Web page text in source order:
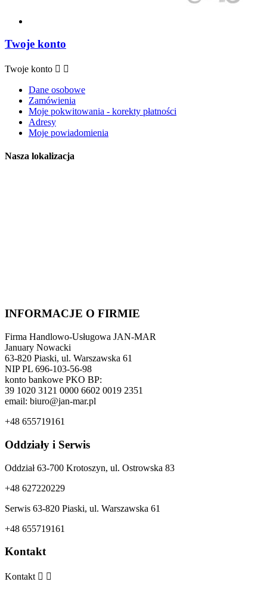
Twoje konto
Twoje konto  
Dane osobowe
Zamówienia
Moje pokwitowania - korekty płatności
Adresy
Moje powiadomienia
Nasza lokalizacja
INFORMACJE O FIRMIE
Firma Handlowo-Usługowa JAN-MAR
January Nowacki
63-820 Piaski, ul. Warszawska 61
NIP PL 696-103-56-98
konto bankowe PKO BP:
39 1020 3121 0000 6602 0019 2351
email: biuro@jan-mar.pl
+48 655719161
Oddziały i Serwis
Oddział 63-700 Krotoszyn, ul. Ostrowska 83
+48 627220229
Serwis 63-820 Piaski, ul. Warszawska 61
+48 655719161
Kontakt
Kontakt  